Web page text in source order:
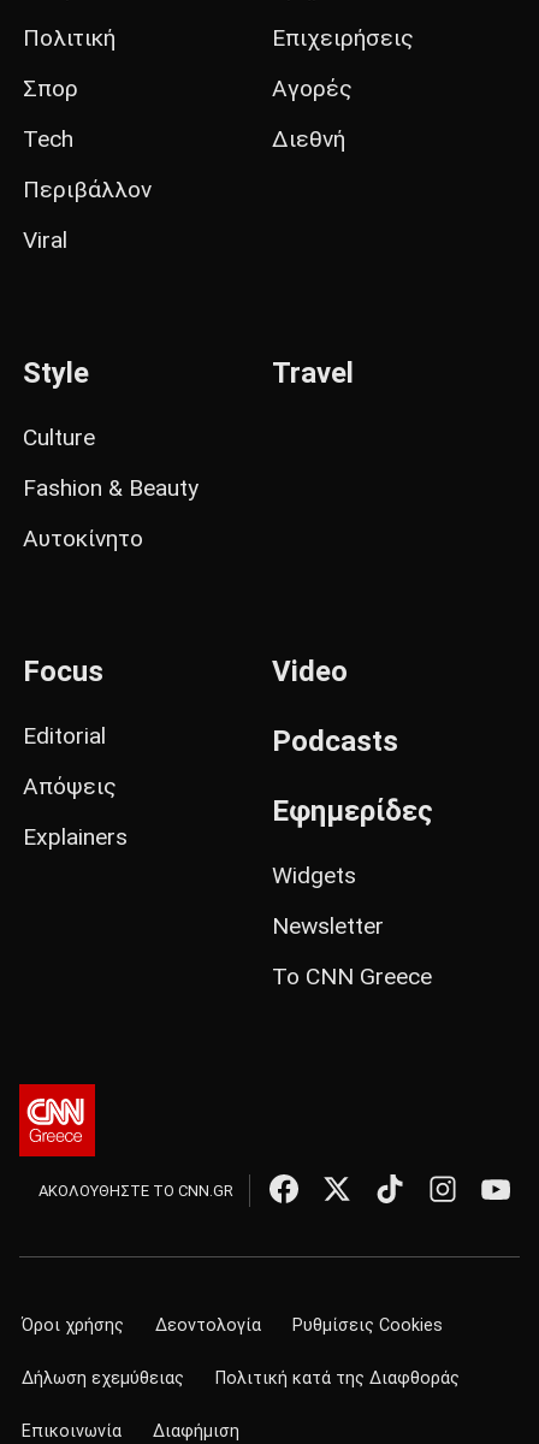
Πολιτική
Σπορ
Tech
Περιβάλλον
Viral
Επιχειρήσεις
Αγορές
Διεθνή
Style
Culture
Fashion & Beauty
Αυτοκίνητο
Travel
Focus
Editorial
Απόψεις
Explainers
Video
Podcasts
Εφημερίδες
Widgets
Newsletter
Το CNN Greece
ΑΚΟΛΟΥΘΗΣΤΕ ΤΟ CNN.GR
Όροι χρήσης Δεοντολογία Ρυθμίσεις Cookies
Δήλωση εχεμύθειας Πολιτική κατά της Διαφθοράς
Επικοινωνία Διαφήμιση